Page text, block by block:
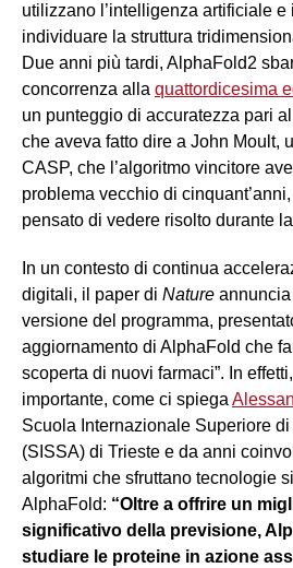
utilizzano l’intelligenza artificiale
individuare la struttura
Due anni più tardi, AlphaFold2
concorrenza alla quattordicesima
un punteggio di accuratezza pari
che aveva fatto dire a John Moult,
CASP, che l’algoritmo vincitore
problema vecchio di
pensato di vedere risolto durante
In un contesto di continua
digitali, il paper di Nature
versione del programma,
aggiornamento di AlphaFold che
scoperta di nuovi farmaci”. In
importante, come ci spiega
Scuola Internazionale Superiore
(SISSA) di Trieste e da anni
algoritmi che sfruttano tecnologie
AlphaFold: “Oltre a offrire un
significativo della previsione,
studiare le proteine in azione